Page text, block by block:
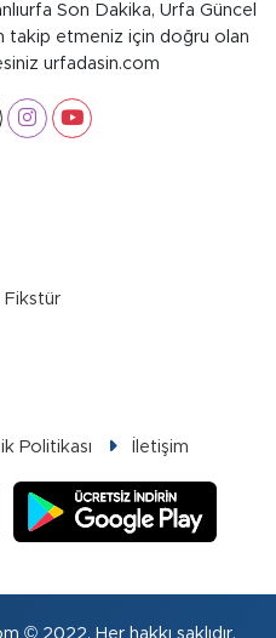
Son Dakika, Urfa Güncel
takip etmeniz için doğru olan
urfadasin.com
Fikstür
Politikası İletişim
© 2022. Her hakkı saklıdır.